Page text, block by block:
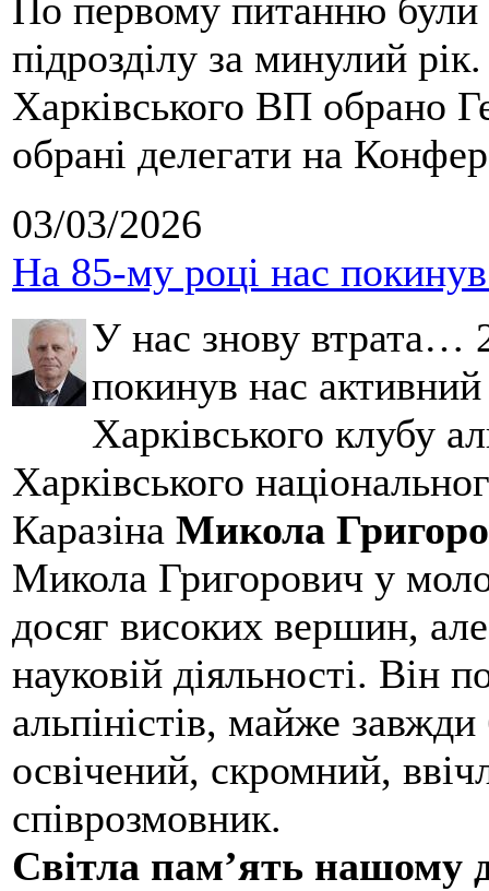
По первому питанню були
підрозділу за минулий
Харківського ВП обрано
обрані делегати на
03/03/2026
На 85-му році нас
У нас знову втрата…
покинув нас
Харківського клубу
Харківського
Каразіна Микола
Микола Григорович у
досяг високих вершин,
науковій діяльності. Він
альпіністів, майже
освічений, скромний,
співрозмовник.
Світла пам’ять нашому